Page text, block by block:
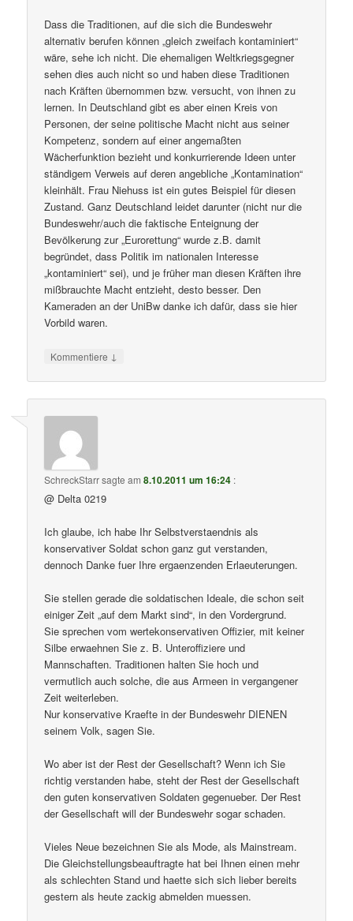
Dass die Traditionen, auf die sich die Bundeswehr
alternativ berufen können „gleich zweifach kontaminiert“
wäre, sehe ich nicht. Die ehemaligen Weltkriegsgegner
sehen dies auch nicht so und haben diese Traditionen
nach Kräften übernommen bzw. versucht, von ihnen zu
lernen. In Deutschland gibt es aber einen Kreis von
Personen, der seine politische Macht nicht aus seiner
Kompetenz, sondern auf einer angemaßten
Wächerfunktion bezieht und konkurrierende Ideen unter
ständigem Verweis auf deren angebliche „Kontamination“
kleinhält. Frau Niehuss ist ein gutes Beispiel für diesen
Zustand. Ganz Deutschland leidet darunter (nicht nur die
Bundeswehr/auch die faktische Enteignung der
Bevölkerung zur „Eurorettung“ wurde z.B. damit
begründet, dass Politik im nationalen Interesse
„kontaminiert“ sei), und je früher man diesen Kräften ihre
mißbrauchte Macht entzieht, desto besser. Den
Kameraden an der UniBw danke ich dafür, dass sie hier
Vorbild waren.
Kommentiere ↓
SchreckStarrsagte am8.10.2011 um 16:24 :
@ Delta 0219
Ich glaube, ich habe Ihr Selbstverstaendnis als
konservativer Soldat schon ganz gut verstanden,
dennoch Danke fuer Ihre ergaenzenden Erlaeuterungen.
Sie stellen gerade die soldatischen Ideale, die schon seit
einiger Zeit „auf dem Markt sind“, in den Vordergrund.
Sie sprechen vom wertekonservativen Offizier, mit keiner
Silbe erwaehnen Sie z. B. Unteroffiziere und
Mannschaften. Traditionen halten Sie hoch und
vermutlich auch solche, die aus Armeen in vergangener
Zeit weiterleben.
Nur konservative Kraefte in der Bundeswehr DIENEN
seinem Volk, sagen Sie.
Wo aber ist der Rest der Gesellschaft? Wenn ich Sie
richtig verstanden habe, steht der Rest der Gesellschaft
den guten konservativen Soldaten gegenueber. Der Rest
der Gesellschaft will der Bundeswehr sogar schaden.
Vieles Neue bezeichnen Sie als Mode, als Mainstream.
Die Gleichstellungsbeauftragte hat bei Ihnen einen mehr
als schlechten Stand und haette sich sich lieber bereits
gestern als heute zackig abmelden muessen.